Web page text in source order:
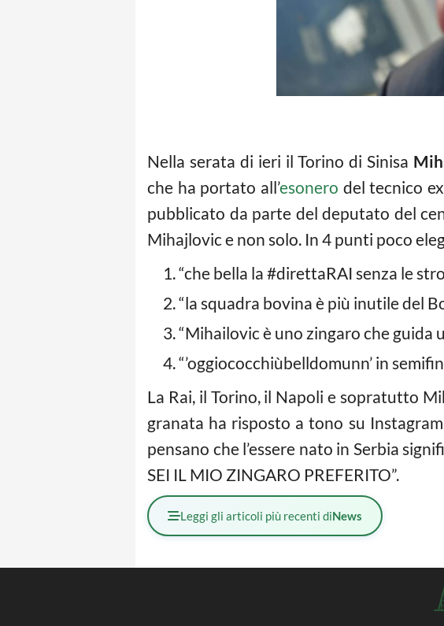
Nella serata di ieri il Torino di Sinisa
che ha portato all’esonero del tecnico
pubblicato da parte del deputato del
Mihajlovic e non solo. In 4 punti poco
“che bella la #direttaRAI senza le
“la squadra bovina è più inutile del
“Mihailovic è uno zingaro che guida
“’oggiococchiùbelldomunn’ in
La Rai, il Torino, il Napoli e sopratutto
granata ha risposto a tono su
pensano che l’essere nato in Serbia
SEI IL MIO ZINGARO PREFERITO”.
Leggi gli articoli più recenti diNews